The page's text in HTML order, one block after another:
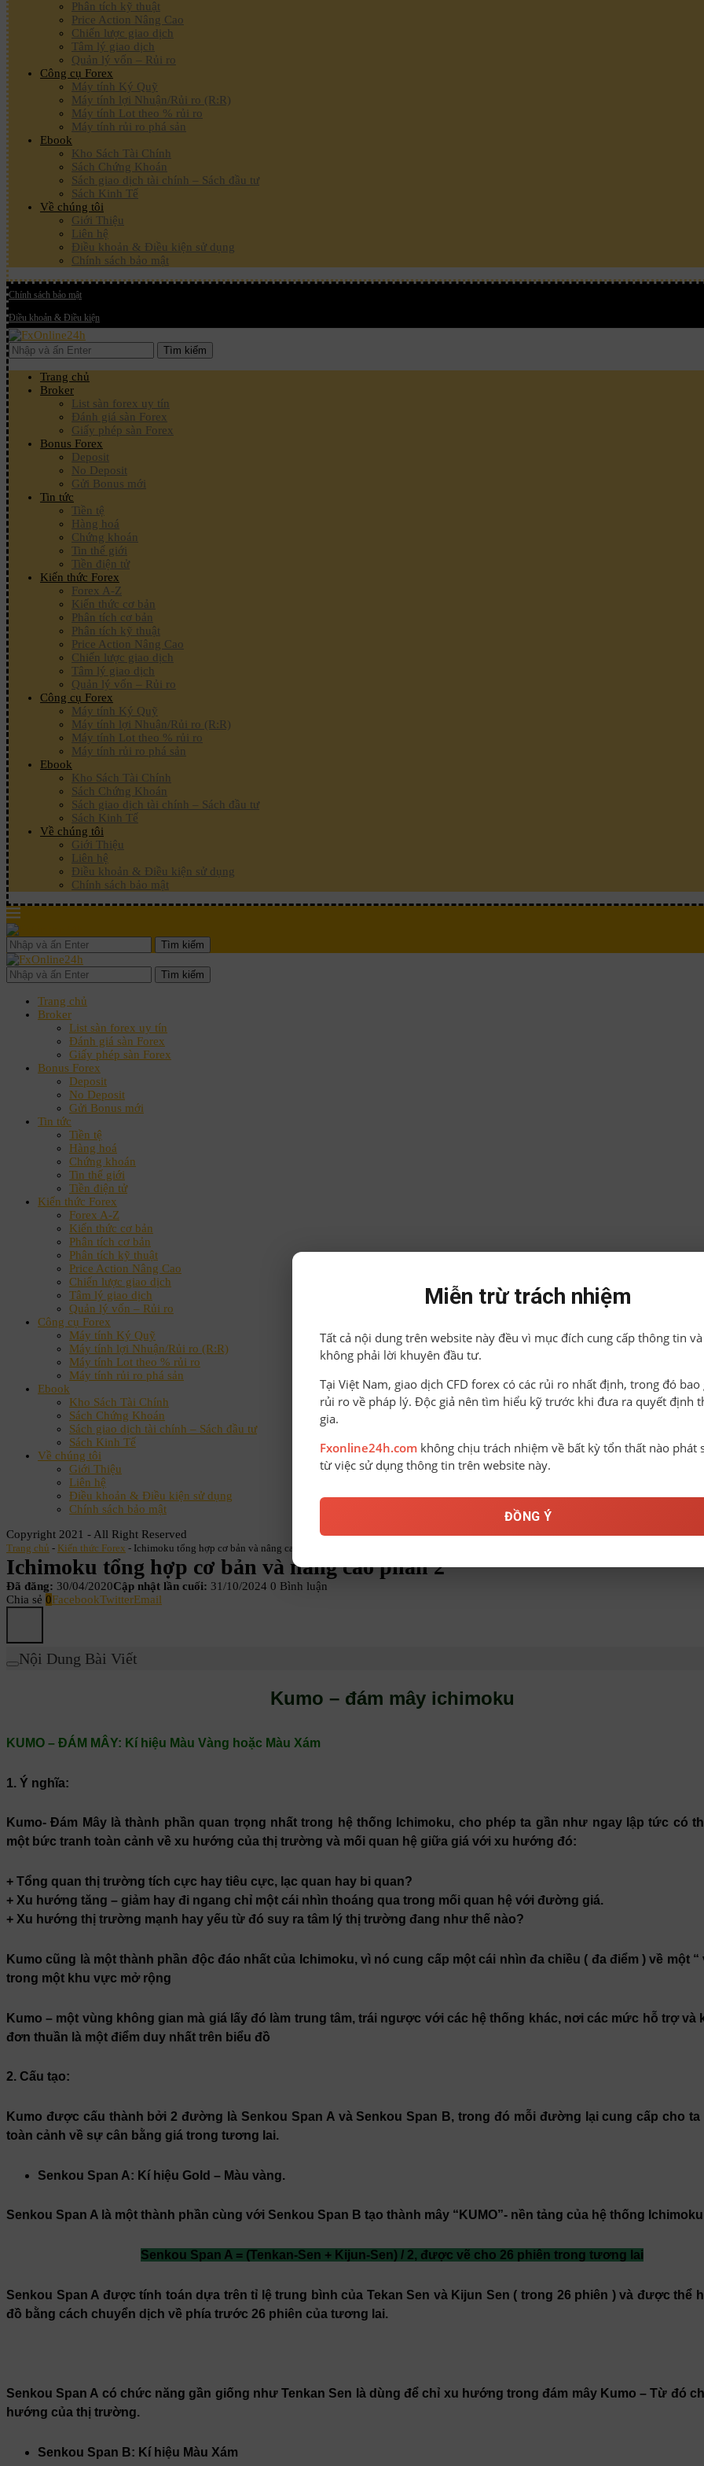
Phân tích kỹ thuật
Price Action Nâng Cao
Chiến lược giao dịch
Tâm lý giao dịch
Quản lý vốn – Rủi ro
Công cụ Forex
Máy tính Ký Quỹ
Máy tính lợi Nhuận/Rủi ro (R:R)
Máy tính Lot theo % rủi ro
Máy tính rủi ro phá sản
Ebook
Kho Sách Tài Chính
Sách Chứng Khoán
Sách giao dịch tài chính – Sách đầu tư
Sách Kinh Tế
Về chúng tôi
Giới Thiệu
Liên hệ
Điều khoản & Điều kiện sử dụng
Chính sách bảo mật
Chính sách bảo mật
Điều khoản & Điều kiện
Tìm kiếm
Trang chủ
Broker
List sàn forex uy tín
Đánh giá sàn Forex
Giấy phép sàn Forex
Bonus Forex
Deposit
No Deposit
Gửi Bonus mới
Tin tức
Tiền tệ
Hàng hoá
Chứng khoán
Tin thế giới
Tiền điện tử
Kiến thức Forex
Forex A-Z
Kiến thức cơ bản
Phân tích cơ bản
Phân tích kỹ thuật
Price Action Nâng Cao
Chiến lược giao dịch
Tâm lý giao dịch
Quản lý vốn – Rủi ro
Công cụ Forex
Máy tính Ký Quỹ
Máy tính lợi Nhuận/Rủi ro (R:R)
Máy tính Lot theo % rủi ro
Máy tính rủi ro phá sản
Ebook
Kho Sách Tài Chính
Sách Chứng Khoán
Sách giao dịch tài chính – Sách đầu tư
Sách Kinh Tế
Về chúng tôi
Giới Thiệu
Liên hệ
Điều khoản & Điều kiện sử dụng
Chính sách bảo mật
Tìm kiếm
Tìm kiếm
Trang chủ
Broker
List sàn forex uy tín
Đánh giá sàn Forex
Giấy phép sàn Forex
Bonus Forex
Deposit
No Deposit
Gửi Bonus mới
Tin tức
Tiền tệ
Hàng hoá
Chứng khoán
Tin thế giới
Tiền điện tử
Kiến thức Forex
Forex A-Z
Kiến thức cơ bản
Phân tích cơ bản
Phân tích kỹ thuật
Price Action Nâng Cao
Chiến lược giao dịch
Tâm lý giao dịch
Quản lý vốn – Rủi ro
Công cụ Forex
Máy tính Ký Quỹ
Máy tính lợi Nhuận/Rủi ro (R:R)
Máy tính Lot theo % rủi ro
Máy tính rủi ro phá sản
Ebook
Kho Sách Tài Chính
Sách Chứng Khoán
Sách giao dịch tài chính – Sách đầu tư
Sách Kinh Tế
Về chúng tôi
Giới Thiệu
Liên hệ
Điều khoản & Điều kiện sử dụng
Chính sách bảo mật
Copyright 2021 - All Right Reserved
Trang chủ - Kiến thức Forex - Ichimoku tổng hợp cơ bản và nâng cao phần 2
Ichimoku tổng hợp cơ bản và nâng cao phần 2
Đã đăng: 30/04/2020Cập nhật lần cuối: 31/10/2024 0 Bình luận
Chia sẻ 0FacebookTwitterEmail
Nội Dung Bài Viết
Kumo – đám mây ichimoku
KUMO – ĐÁM MÂY: Kí hiệu Màu Vàng hoặc Màu Xám
1. Ý nghĩa:
Kumo- Đám Mây là thành phần quan trọng nhất trong hệ thống Ichimoku, cho phép ta gần như ngay lập tức có
một bức tranh toàn cảnh về xu hướng của thị trường và mối quan hệ giữa giá với xu hướng đó:
+ Tổng quan thị trường tích cực hay tiêu cực, lạc quan hay bi quan?
+ Xu hướng tăng – giảm hay đi ngang chỉ một cái nhìn thoáng qua trong mối quan hệ với đường giá.
+ Xu hướng thị trường mạnh hay yếu từ đó suy ra tâm lý thị trường đang như thế nào?
Kumo cũng là một thành phần độc đáo nhất của Ichimoku, vì nó cung cấp một cái nhìn đa chiều ( đa điểm ) về một “
trong một khu vực mở rộng
Kumo – một vùng không gian mà giá lấy đó làm trung tâm, trái ngược với các hệ thống khác, nơi các mức hỗ trợ và
đơn thuần là một điểm duy nhất trên biểu đồ
2. Cấu tạo:
Kumo được cấu thành bởi 2 đường là Senkou Span A và Senkou Span B, trong đó mỗi đường lại cung cấp cho ta
toàn cảnh về sự cân bằng giá trong tương lai.
Senkou Span A: Kí hiệu Gold – Màu vàng.
Senkou Span A là một thành phần cùng với Senkou Span B tạo thành mây “KUMO”- nền tảng của hệ thống
Senkou Span A = (Tenkan-Sen + Kijun-Sen) / 2, được vẽ cho 26 phiên trong tương lai
Senkou Span A được tính toán dựa trên tỉ lệ trung bình của Tekan Sen và Kijun Sen ( trong 26 phiên ) và được thể
đồ bằng cách chuyển dịch về phía trước 26 phiên của tương lai.
Senkou Span A có chức năng gần giống như Tenkan Sen là dùng để chỉ xu hướng trong đám mây Kumo – Từ đó
hướng của thị trường.
Senkou Span B: Kí hiệu Màu Xám
Miễn trừ trách nhiệm
Tất cả nội dung trên website này đều vì mục đích cung cấp thông tin và
không phải lời khuyên đầu tư.
Tại Việt Nam, giao dịch CFD forex có các rủi ro nhất định, trong đó bao
rủi ro về pháp lý. Độc giả nên tìm hiểu kỹ trước khi đưa ra quyết định
gia.
Fxonline24h.com không chịu trách nhiệm về bất kỳ tổn thất nào phát
từ việc sử dụng thông tin trên website này.
ĐỒNG Ý